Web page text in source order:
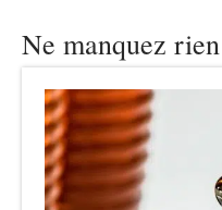
Ne manquez